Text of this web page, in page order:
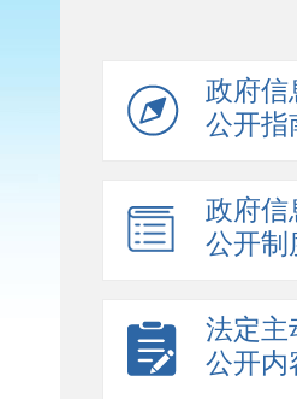
政府信
公开指
政府信
公开制
法定主
公开内